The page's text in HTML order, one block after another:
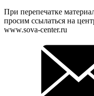
При перепечатке
просим ссылаться на
www.sova-center.ru